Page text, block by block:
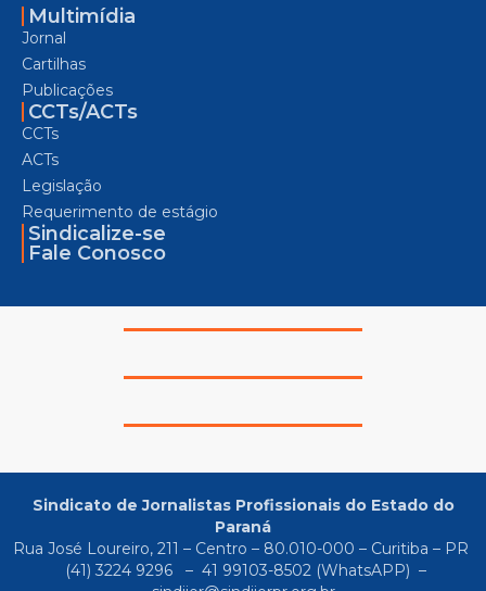
Multimídia
Jornal
Cartilhas
Publicações
CCTs/ACTs
CCTs
ACTs
Legislação
Requerimento de estágio
Sindicalize-se
Fale Conosco
Sindicato de Jornalistas Profissionais do Estado do
Paraná
Rua José Loureiro, 211 – Centro – 80.010-000 – Curitiba – PR
(41) 3224 9296
– 41 99103-8502(WhatsAPP) –